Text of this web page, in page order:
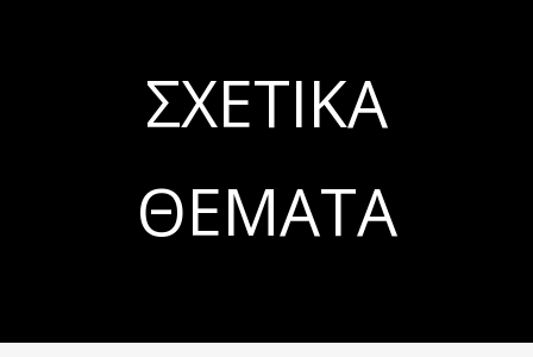
ΣΧΕΤΙΚΆ
ΘΈΜΑΤΑ